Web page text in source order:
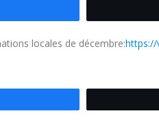
locales de décembre:https://